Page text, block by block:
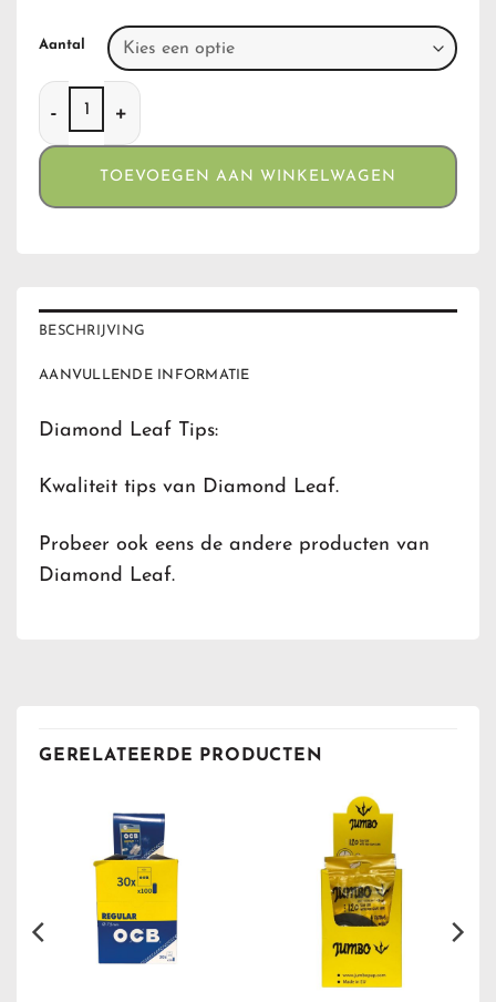
Aantal
Diamond Leaf Tips aantal
TOEVOEGEN AAN WINKELWAGEN
BESCHRIJVING
AANVULLENDE INFORMATIE
Diamond Leaf Tips:
Kwaliteit tips van Diamond Leaf.
Probeer ook eens de andere producten van
Diamond Leaf.
GERELATEERDE PRODUCTEN